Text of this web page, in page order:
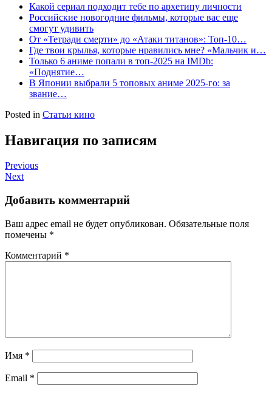
Какой сериал подходит тебе по архетипу личности
Российские новогодние фильмы, которые вас еще
смогут удивить
От «Тетради смерти» до «Атаки титанов»: Топ-10…
Где твои крылья, которые нравились мне? «Мальчик и…
Только 6 аниме попали в топ-2025 на IMDb:
«Поднятие…
В Японии выбрали 5 топовых аниме 2025-го: за
звание…
Posted in Статьи кино
Навигация по записям
Previous
Next
Добавить комментарий
Ваш адрес email не будет опубликован. Обязательные поля
помечены *
Комментарий *
Имя *
Email *